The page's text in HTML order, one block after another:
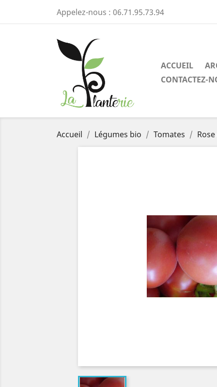
Appelez-nous : 06.71.95.73.94
ACCUEIL
CONTACTEZ-
Accueil Légumes bio Tomates